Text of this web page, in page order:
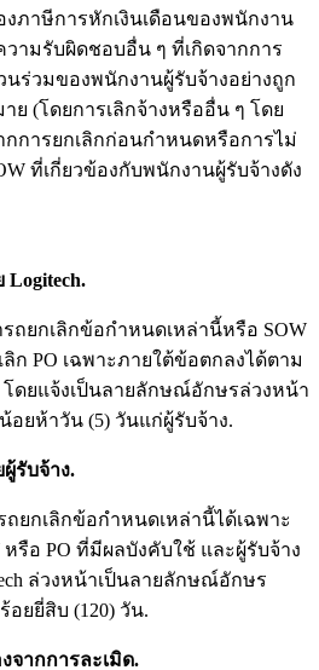
งภาษีการหักเงินเดือนของพนักงาน
วามรับผิดชอบอื่น ๆ ที่เกิดจากการ
นร่วมของพนักงานผู้รับจ้างอย่างถูก
ย (โดยการเลิกจ้างหรืออื่น ๆ โดย
กการยกเลิกก่อนกำหนดหรือการไม่
ที่เกี่ยวข้องกับพนักงานผู้รับจ้างดัง
Logitech.
รถยกเลิกข้อกำหนดเหล่านี้หรือ SOW
ลิก PO เฉพาะภายใต้ข้อตกลงได้ตาม
โดยแจ้งเป็นลายลักษณ์อักษรล่วงหน้า
อยห้าวัน (5) วันแก่ผู้รับจ้าง.
รับจ้าง.
ถยกเลิกข้อกำหนดเหล่านี้ได้เฉพาะ
หรือ PO ที่มีผลบังคับใช้ และผู้รับจ้าง
ล่วงหน้าเป็นลายลักษณ์อักษร
อยยี่สิบ (120) วัน.
จากการละเมิด.